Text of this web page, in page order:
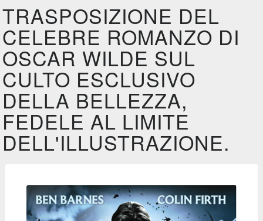
TRASPOSIZIONE DEL
CELEBRE ROMANZO DI
OSCAR WILDE SUL
CULTO ESCLUSIVO
DELLA BELLEZZA,
FEDELE AL LIMITE
DELL'ILLUSTRAZIONE.